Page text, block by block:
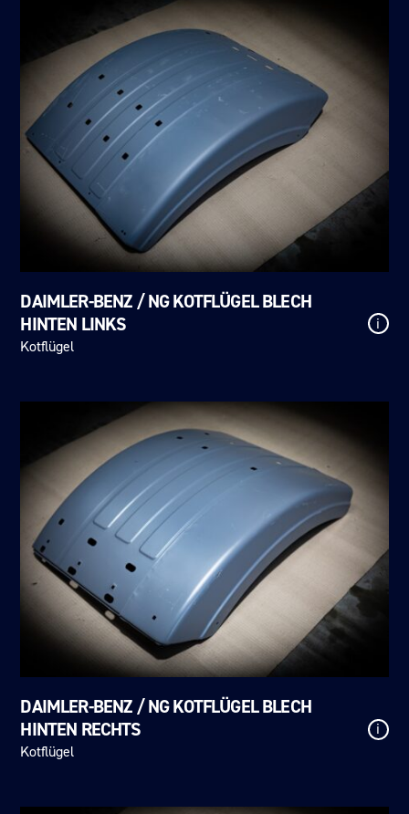
DAIMLER-BENZ / NG KOTFLÜGEL BLECH
HINTEN LINKS
Kotflügel
i
DAIMLER-BENZ / NG KOTFLÜGEL BLECH
HINTEN RECHTS
Kotflügel
i